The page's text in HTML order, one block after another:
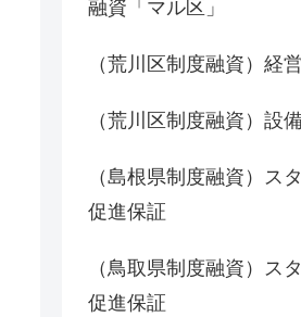
融資「マル区」
（荒川区制度融資）経
（荒川区制度融資）設
（島根県制度融資）ス
促進保証
（鳥取県制度融資）ス
促進保証